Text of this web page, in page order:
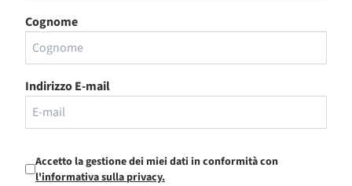
Cognome
Indirizzo E-mail
Accetto la gestione dei miei dati in conformità con
l'informativa sulla privacy.